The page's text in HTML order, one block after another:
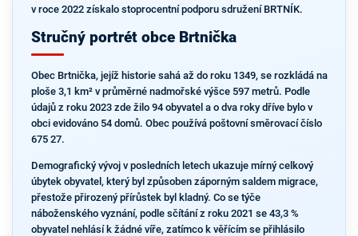
v roce 2022 získalo stoprocentní podporu sdružení BRTNÍK.
Stručný portrét obce Brtnička
Obec Brtnička, jejíž historie sahá až do roku 1349, se rozkládá na
ploše 3,1 km² v průměrné nadmořské výšce 597 metrů. Podle
údajů z roku 2023 zde žilo 94 obyvatel a o dva roky dříve bylo v
obci evidováno 54 domů. Obec používá poštovní směrovací číslo
675 27.
Demografický vývoj v posledních letech ukazuje mírný celkový
úbytek obyvatel, který byl způsoben záporným saldem migrace,
přestože přirozený přírůstek byl kladný. Co se týče
náboženského vyznání, podle sčítání z roku 2021 se 43,3 %
obyvatel nehlásí k žádné víře, zatímco k věřícím se přihlásilo